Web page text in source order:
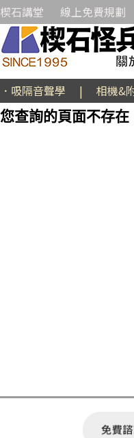
楔石講堂 線上免費規劃
．吸隔音聲學 | 相機&
您查詢的頁面不存在